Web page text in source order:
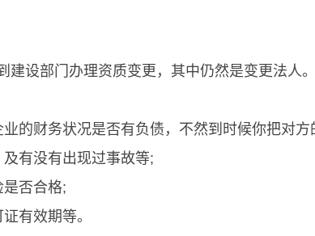
建设部门办理资质变更，其中仍然是变更法人
的财务状况是否有负债，不然到时候你把对
有没有出现过事故等;
否合格;
有效期等。